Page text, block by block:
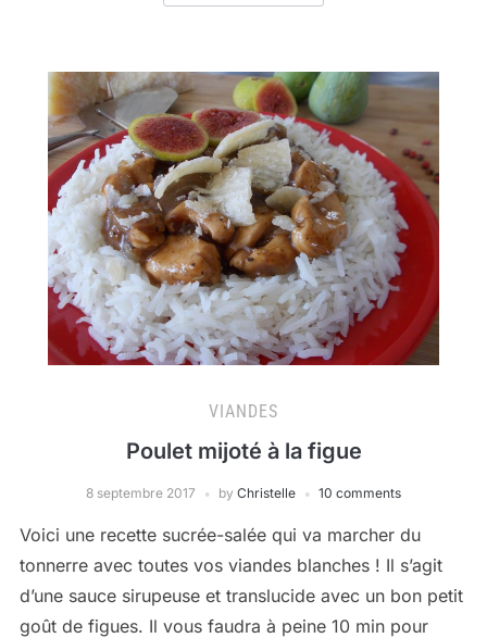
VIANDES
Poulet mijoté à la figue
8 septembre 2017 by Christelle 10 comments
Voici une recette sucrée-salée qui va marcher du
tonnerre avec toutes vos viandes blanches ! Il s’agit
d’une sauce sirupeuse et translucide avec un bon petit
goût de figues. Il vous faudra à peine 10 min pour